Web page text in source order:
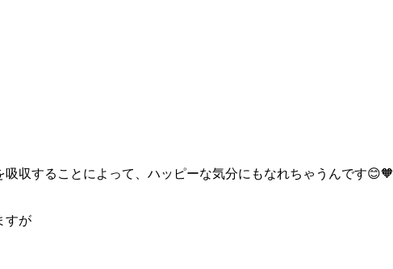
吸収することによって、ハッピーな気分にもなれちゃうんです😊🧡
すが